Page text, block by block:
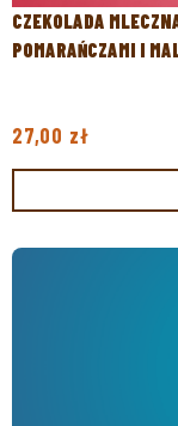
CZEKOLADA
POMARAŃCZAMI I
27,00 zł